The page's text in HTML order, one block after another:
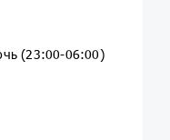
(23:00-06:00)